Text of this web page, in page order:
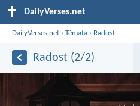
DailyVerses.net
DailyVerses.net ›Témata › Radost
Radost (2/2)